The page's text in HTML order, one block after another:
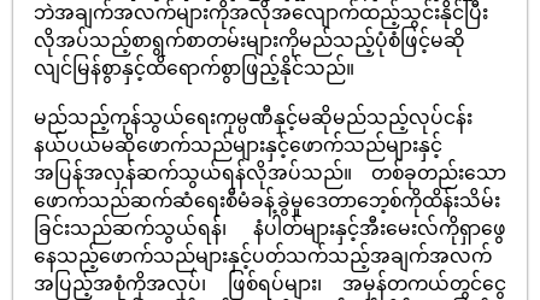
ဘဲအချက်အလက်များကိုအလိုအလျောက်ထည့်သွင်းနိုင်ပြီး
လိုအပ်သည့်စာရွက်စာတမ်းများကိုမည်သည့်ပုံစံဖြင့်မဆို
လျင်မြန်စွာနှင့်ထိရောက်စွာဖြည့်နိုင်သည်။
မည်သည့်ကုန်သွယ်ရေးကုမ္ပဏီနှင့်မဆိုမည်သည့်လုပ်ငန်း
နယ်ပယ်မဆိုဖောက်သည်များနှင့်ဖောက်သည်များနှင့်
အပြန်အလှန်ဆက်သွယ်ရန်လိုအပ်သည်။ တစ်ခုတည်းသော
ဖောက်သည်ဆက်ဆံရေးစီမံခန့်ခွဲမှုဒေတာဘေ့စ်ကိုထိန်းသိမ်း
ခြင်းသည်ဆက်သွယ်ရန်၊ နံပါတ်များနှင့်အီးမေးလ်ကိုရှာဖွေ
နေသည့်ဖောက်သည်များနှင့်ပတ်သက်သည့်အချက်အလက်
အပြည့်အစုံကိုအလုပ်၊ ဖြစ်ရပ်များ၊ အမှန်တကယ်တွင်ငွေ